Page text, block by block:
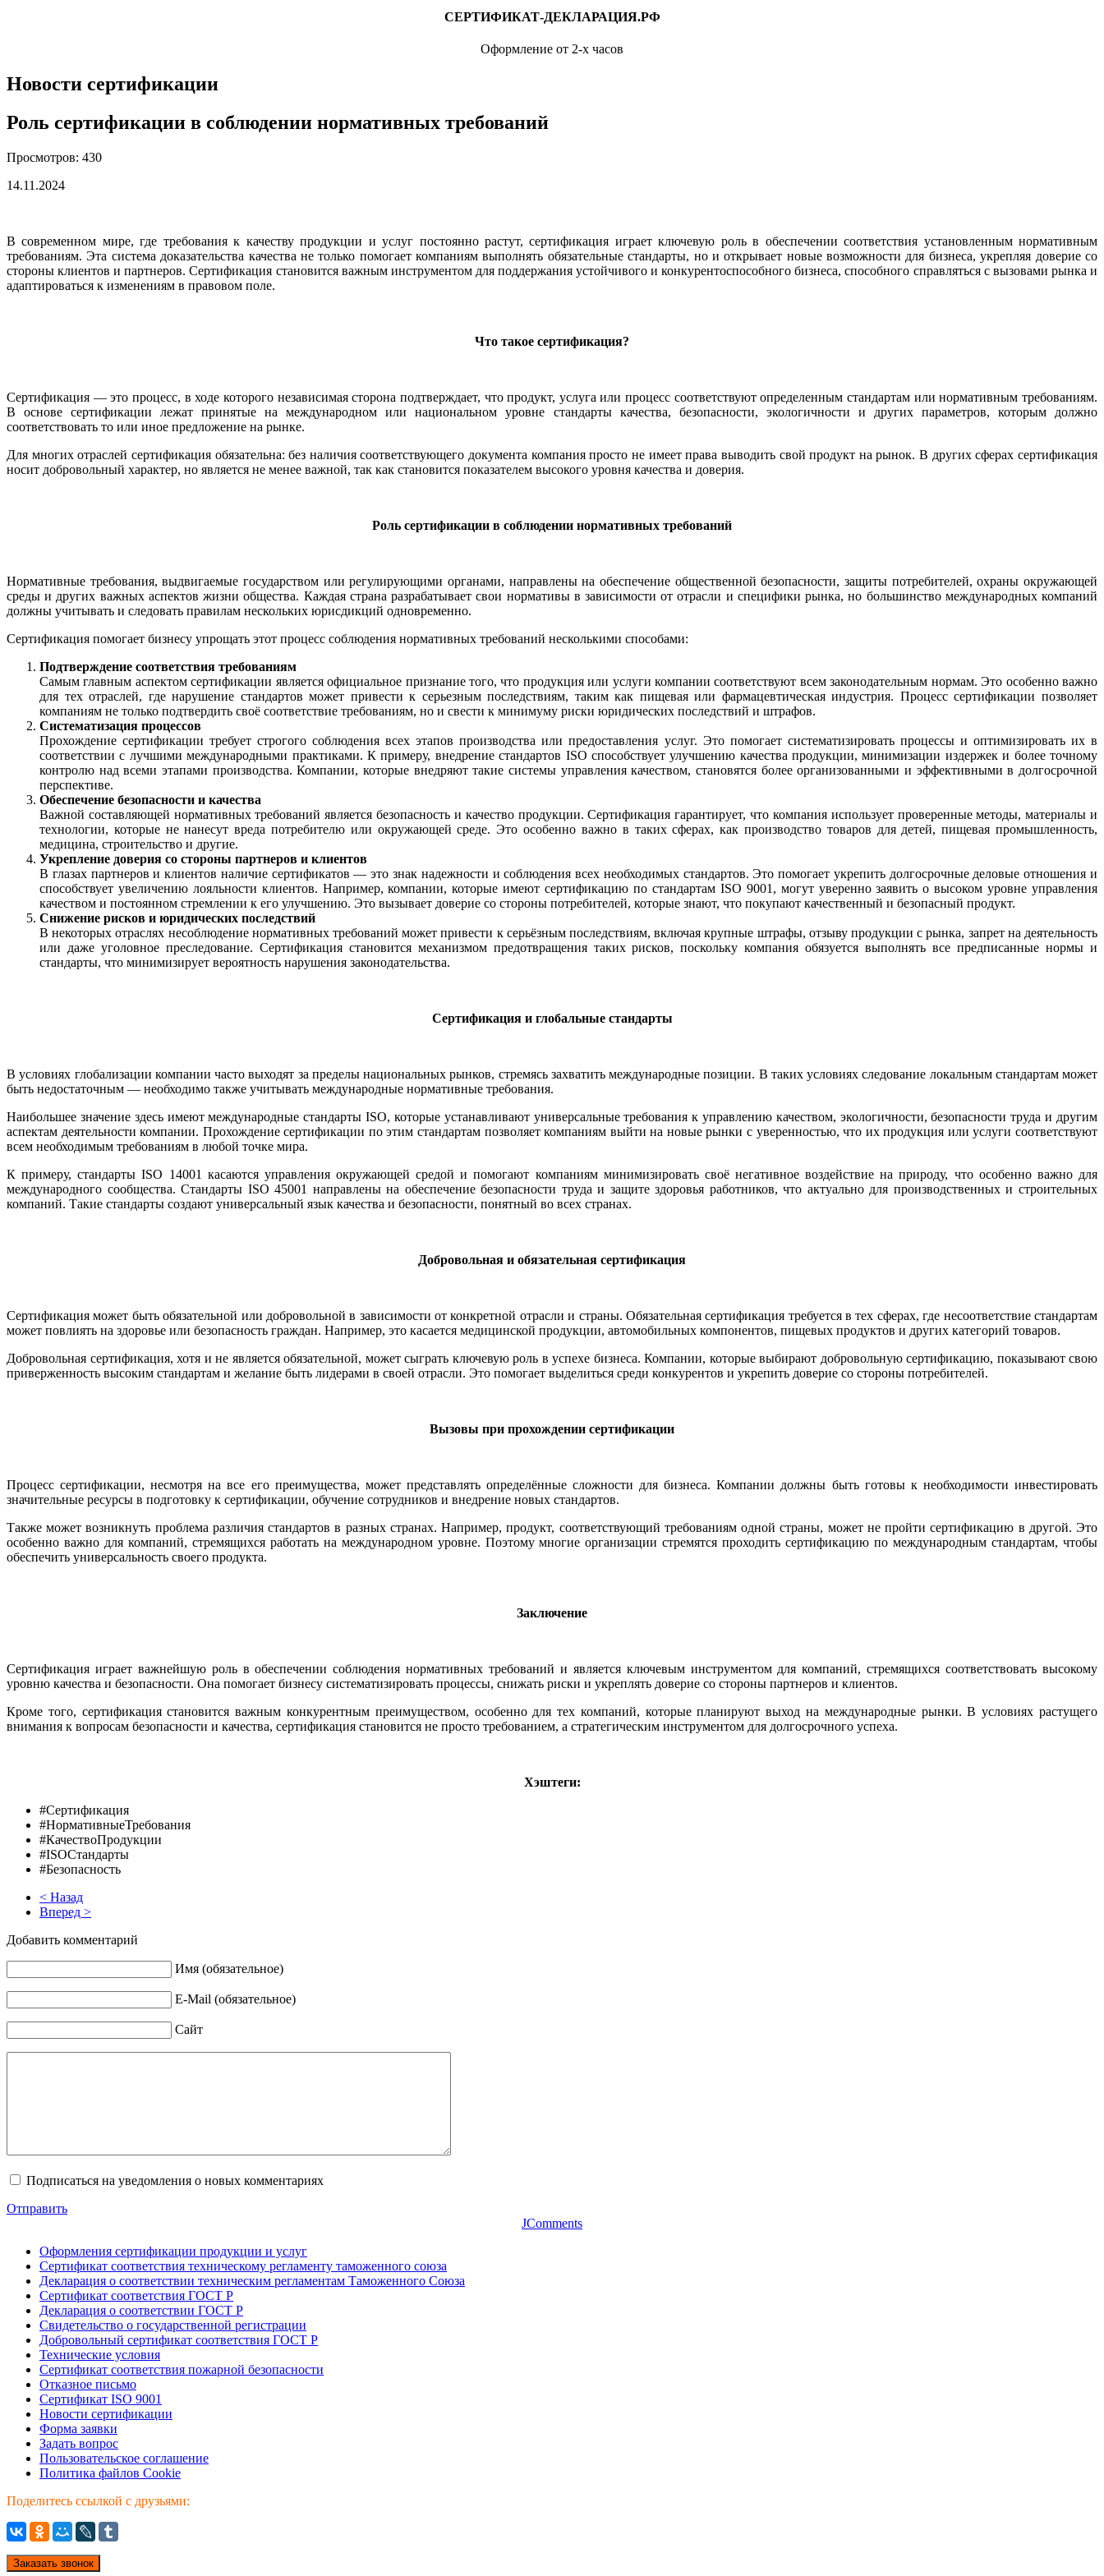
СЕРТИФИКАТ-ДЕКЛАРАЦИЯ.РФ
Оформление от 2-х часов
Новости сертификации
Роль сертификации в соблюдении нормативных требований
Просмотров: 430
14.11.2024
В современном мире, где требования к качеству продукции и услуг постоянно растут, сертификация играет ключевую роль в обеспечении соответствия установленным нормативным
требованиям. Эта система доказательства качества не только помогает компаниям выполнять обязательные стандарты, но и открывает новые возможности для бизнеса, укрепляя доверие со
стороны клиентов и партнеров. Сертификация становится важным инструментом для поддержания устойчивого и конкурентоспособного бизнеса, способного справляться с вызовами рынка и
адаптироваться к изменениям в правовом поле.
Что такое сертификация?
Сертификация — это процесс, в ходе которого независимая сторона подтверждает, что продукт, услуга или процесс соответствуют определенным стандартам или нормативным требованиям.
В основе сертификации лежат принятые на международном или национальном уровне стандарты качества, безопасности, экологичности и других параметров, которым должно
соответствовать то или иное предложение на рынке.
Для многих отраслей сертификация обязательна: без наличия соответствующего документа компания просто не имеет права выводить свой продукт на рынок. В других сферах сертификация
носит добровольный характер, но является не менее важной, так как становится показателем высокого уровня качества и доверия.
Роль сертификации в соблюдении нормативных требований
Нормативные требования, выдвигаемые государством или регулирующими органами, направлены на обеспечение общественной безопасности, защиты потребителей, охраны окружающей
среды и других важных аспектов жизни общества. Каждая страна разрабатывает свои нормативы в зависимости от отрасли и специфики рынка, но большинство международных компаний
должны учитывать и следовать правилам нескольких юрисдикций одновременно.
Сертификация помогает бизнесу упрощать этот процесс соблюдения нормативных требований несколькими способами:
Подтверждение соответствия требованиям
Самым главным аспектом сертификации является официальное признание того, что продукция или услуги компании соответствуют всем законодательным нормам. Это особенно важно
для тех отраслей, где нарушение стандартов может привести к серьезным последствиям, таким как пищевая или фармацевтическая индустрия. Процесс сертификации позволяет
компаниям не только подтвердить своё соответствие требованиям, но и свести к минимуму риски юридических последствий и штрафов.
Систематизация процессов
Прохождение сертификации требует строгого соблюдения всех этапов производства или предоставления услуг. Это помогает систематизировать процессы и оптимизировать их в
соответствии с лучшими международными практиками. К примеру, внедрение стандартов ISO способствует улучшению качества продукции, минимизации издержек и более точному
контролю над всеми этапами производства. Компании, которые внедряют такие системы управления качеством, становятся более организованными и эффективными в долгосрочной
перспективе.
Обеспечение безопасности и качества
Важной составляющей нормативных требований является безопасность и качество продукции. Сертификация гарантирует, что компания использует проверенные методы, материалы и
технологии, которые не нанесут вреда потребителю или окружающей среде. Это особенно важно в таких сферах, как производство товаров для детей, пищевая промышленность,
медицина, строительство и другие.
Укрепление доверия со стороны партнеров и клиентов
В глазах партнеров и клиентов наличие сертификатов — это знак надежности и соблюдения всех необходимых стандартов. Это помогает укрепить долгосрочные деловые отношения и
способствует увеличению лояльности клиентов. Например, компании, которые имеют сертификацию по стандартам ISO 9001, могут уверенно заявить о высоком уровне управления
качеством и постоянном стремлении к его улучшению. Это вызывает доверие со стороны потребителей, которые знают, что покупают качественный и безопасный продукт.
Снижение рисков и юридических последствий
В некоторых отраслях несоблюдение нормативных требований может привести к серьёзным последствиям, включая крупные штрафы, отзыву продукции с рынка, запрет на деятельность
или даже уголовное преследование. Сертификация становится механизмом предотвращения таких рисков, поскольку компания обязуется выполнять все предписанные нормы и
стандарты, что минимизирует вероятность нарушения законодательства.
Сертификация и глобальные стандарты
В условиях глобализации компании часто выходят за пределы национальных рынков, стремясь захватить международные позиции. В таких условиях следование локальным стандартам может
быть недостаточным — необходимо также учитывать международные нормативные требования.
Наибольшее значение здесь имеют международные стандарты ISO, которые устанавливают универсальные требования к управлению качеством, экологичности, безопасности труда и другим
аспектам деятельности компании. Прохождение сертификации по этим стандартам позволяет компаниям выйти на новые рынки с уверенностью, что их продукция или услуги соответствуют
всем необходимым требованиям в любой точке мира.
К примеру, стандарты ISO 14001 касаются управления окружающей средой и помогают компаниям минимизировать своё негативное воздействие на природу, что особенно важно для
международного сообщества. Стандарты ISO 45001 направлены на обеспечение безопасности труда и защите здоровья работников, что актуально для производственных и строительных
компаний. Такие стандарты создают универсальный язык качества и безопасности, понятный во всех странах.
Добровольная и обязательная сертификация
Сертификация может быть обязательной или добровольной в зависимости от конкретной отрасли и страны. Обязательная сертификация требуется в тех сферах, где несоответствие стандартам
может повлиять на здоровье или безопасность граждан. Например, это касается медицинской продукции, автомобильных компонентов, пищевых продуктов и других категорий товаров.
Добровольная сертификация, хотя и не является обязательной, может сыграть ключевую роль в успехе бизнеса. Компании, которые выбирают добровольную сертификацию, показывают свою
приверженность высоким стандартам и желание быть лидерами в своей отрасли. Это помогает выделиться среди конкурентов и укрепить доверие со стороны потребителей.
Вызовы при прохождении сертификации
Процесс сертификации, несмотря на все его преимущества, может представлять определённые сложности для бизнеса. Компании должны быть готовы к необходимости инвестировать
значительные ресурсы в подготовку к сертификации, обучение сотрудников и внедрение новых стандартов.
Также может возникнуть проблема различия стандартов в разных странах. Например, продукт, соответствующий требованиям одной страны, может не пройти сертификацию в другой. Это
особенно важно для компаний, стремящихся работать на международном уровне. Поэтому многие организации стремятся проходить сертификацию по международным стандартам, чтобы
обеспечить универсальность своего продукта.
Заключение
Сертификация играет важнейшую роль в обеспечении соблюдения нормативных требований и является ключевым инструментом для компаний, стремящихся соответствовать высокому
уровню качества и безопасности. Она помогает бизнесу систематизировать процессы, снижать риски и укреплять доверие со стороны партнеров и клиентов.
Кроме того, сертификация становится важным конкурентным преимуществом, особенно для тех компаний, которые планируют выход на международные рынки. В условиях растущего
внимания к вопросам безопасности и качества, сертификация становится не просто требованием, а стратегическим инструментом для долгосрочного успеха.
Хэштеги:
#Сертификация
#НормативныеТребования
#КачествоПродукции
#ISOСтандарты
#Безопасность
< Назад
Вперед >
Добавить комментарий
Имя (обязательное)
E-Mail (обязательное)
Сайт
Подписаться на уведомления о новых комментариях
Отправить
JComments
Оформления сертификации продукции и услуг
Сертификат соответствия техническому регламенту таможенного союза
Декларация о соответствии техническим регламентам Таможенного Союза
Сертификат соответствия ГОСТ Р
Декларация о соответствии ГОСТ Р
Свидетельство о государственной регистрации
Добровольный сертификат соответствия ГОСТ Р
Технические условия
Сертификат соответствия пожарной безопасности
Отказное письмо
Сертификат ISO 9001
Новости сертификации
Форма заявки
Задать вопрос
Пользовательское соглашение
Политика файлов Cookie
Поделитесь ссылкой с друзьями:
Заказать звонок